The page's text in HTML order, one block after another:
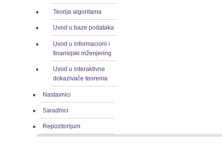
Teorija algoritama
Uvod u baze podataka
Uvod u informacioni i
finansijski inženjering
Uvod u interaktivne
dokazivače teorema
Nastavnici
Saradnici
Repozitorijum